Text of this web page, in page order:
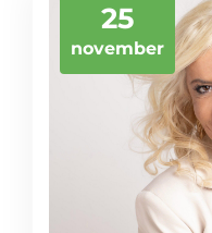
25
november